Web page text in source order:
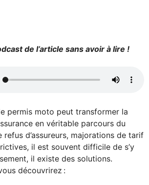
de l’article sans avoir à lire !
permis moto peut transformer la
en véritable parcours du
d’assureurs, majorations de tarif
il est souvent difficile de s’y
il existe des solutions.
découvrirez :